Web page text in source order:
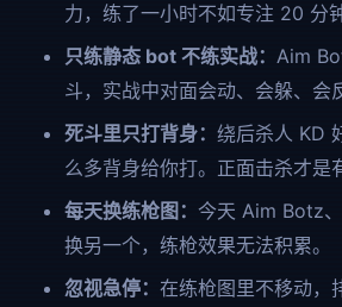
力，练了一小时不如专注 20 分钟
只练静态 bot 不练实战： Aim
斗，实战中对面会动、会躲、会
死斗里只打背身： 绕后杀人 KD
么多背身给你打。正面击杀才是
每天换练枪图： 今天 Aim Botz
换另一个，练枪效果无法积累。
忽视急停： 在练枪图里不移动，